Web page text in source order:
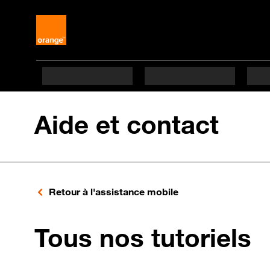
Aide et contact
Retour à l'assistance mobile
Tous nos tutoriels